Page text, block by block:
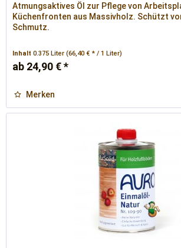
Atmungsaktives Öl zur Pflege von
Küchenfronten aus Massivholz. Schützt
Schmutz.
Inhalt0.375 Liter(66,40 € * / 1 Liter)
ab 24,90 € *
Merken